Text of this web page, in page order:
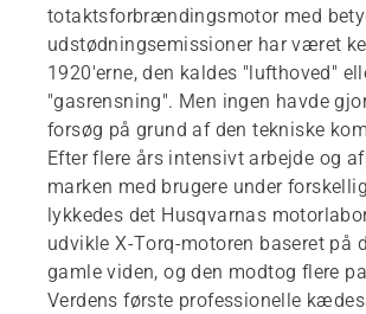
totaktsforbrændingsmotor med
udstødningsemissioner har været
1920'erne, den kaldes "lufthoved"
"gasrensning". Men ingen havde
forsøg på grund af den tekniske
Efter flere års intensivt arbejde og
marken med brugere under
lykkedes det Husqvarnas
udvikle X-Torq-motoren baseret på
gamle viden, og den modtog flere
Verdens første professionelle